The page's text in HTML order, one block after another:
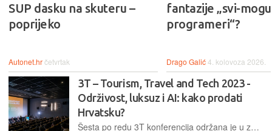
SUP dasku na skuteru –
poprijeko
Autonet.hrčetvrtak
fantazije „svi-
programeri“?
Drago Galić4. kolovoza 2026.
3T – Tourism, Travel and Tech 2023 -
Održivost, luksuz i AI: kako prodati
Hrvatsku?
Šesta po redu 3T konferencija održana je u zagrebačkom kinu Kaptol Boutique Cinema & Bar. Glavne teme ove godine bili su umjetna inteligencija – čiji je eksplozivan rast bio jedan od hitova prošle godine – zatim, održivost i luksuz...